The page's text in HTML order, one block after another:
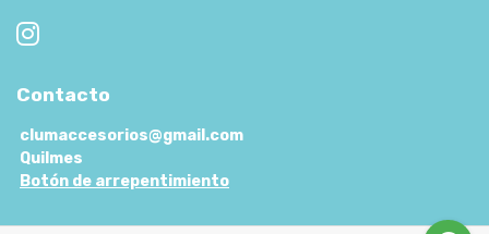
Contacto
clumaccesorios@gmail.com
Quilmes
Botón de arrepentimiento